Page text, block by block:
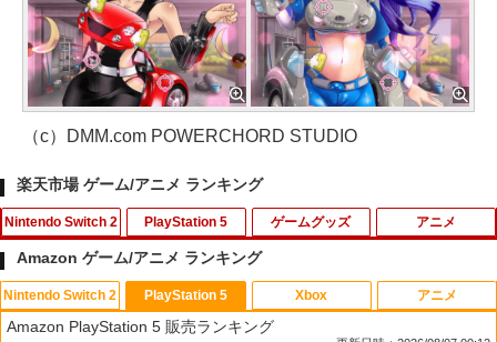
（c）DMM.com POWERCHORD STUDIO
楽天市場 ゲーム/アニメ ランキング
Nintendo Switch 2
1
【新品】Nintendo Switch2ソフト ゼル
ダの伝説 ティアーズ オブ ザ キングダム
PlayStation 5
1
KontrolFreek コントロールフリーク FP
Sフリーク Galaxy PlayStation 4 PS4 a
ゲームグッズ
1
CYBER ・ 高硬度ガラスパネル （ Switc
h2 用）反射防止 ＋ブルーライトカット
アニメ
1
【中古】 コクリコ坂から レンタル落ち
Blu-ray ブルーレイ / [DVD]【メール便送
Amazon ゲーム/アニメ ランキング
Nintendo Switch 2 PlayStation 5
Amazon PlayStation 5 販売ランキング
Xbox アニメ